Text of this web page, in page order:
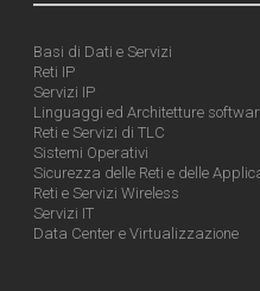
Basi di Dati e Servizi
Reti IP
Servizi IP
Linguaggi ed Architetture
Reti e Servizi di TLC
Sistemi Operativi
Sicurezza delle Reti e delle
Reti e Servizi Wireless
Servizi IT
Data Center e Virtualizzazione